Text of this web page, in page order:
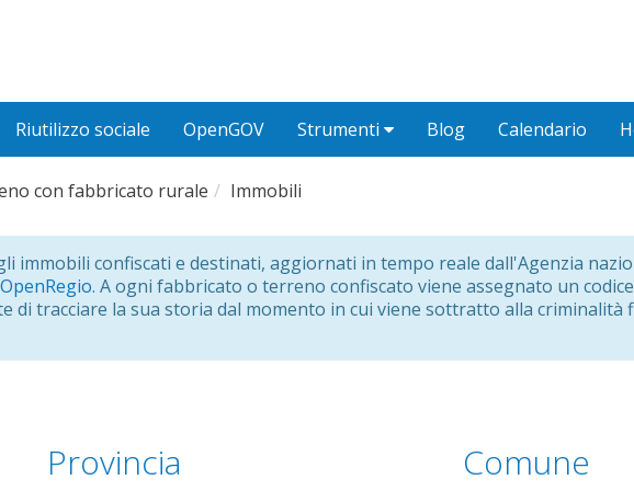
Riutilizzo sociale OpenGOV Strumenti Blog Calendario
con fabbricato rurale Immobili
immobili confiscati e destinati, aggiornati in tempo reale dall'Agenzia
OpenRegio. A ogni fabbricato o terreno confiscato viene assegnato un codice
di tracciare la sua storia dal momento in cui viene sottratto alla criminalità
Provincia Comune